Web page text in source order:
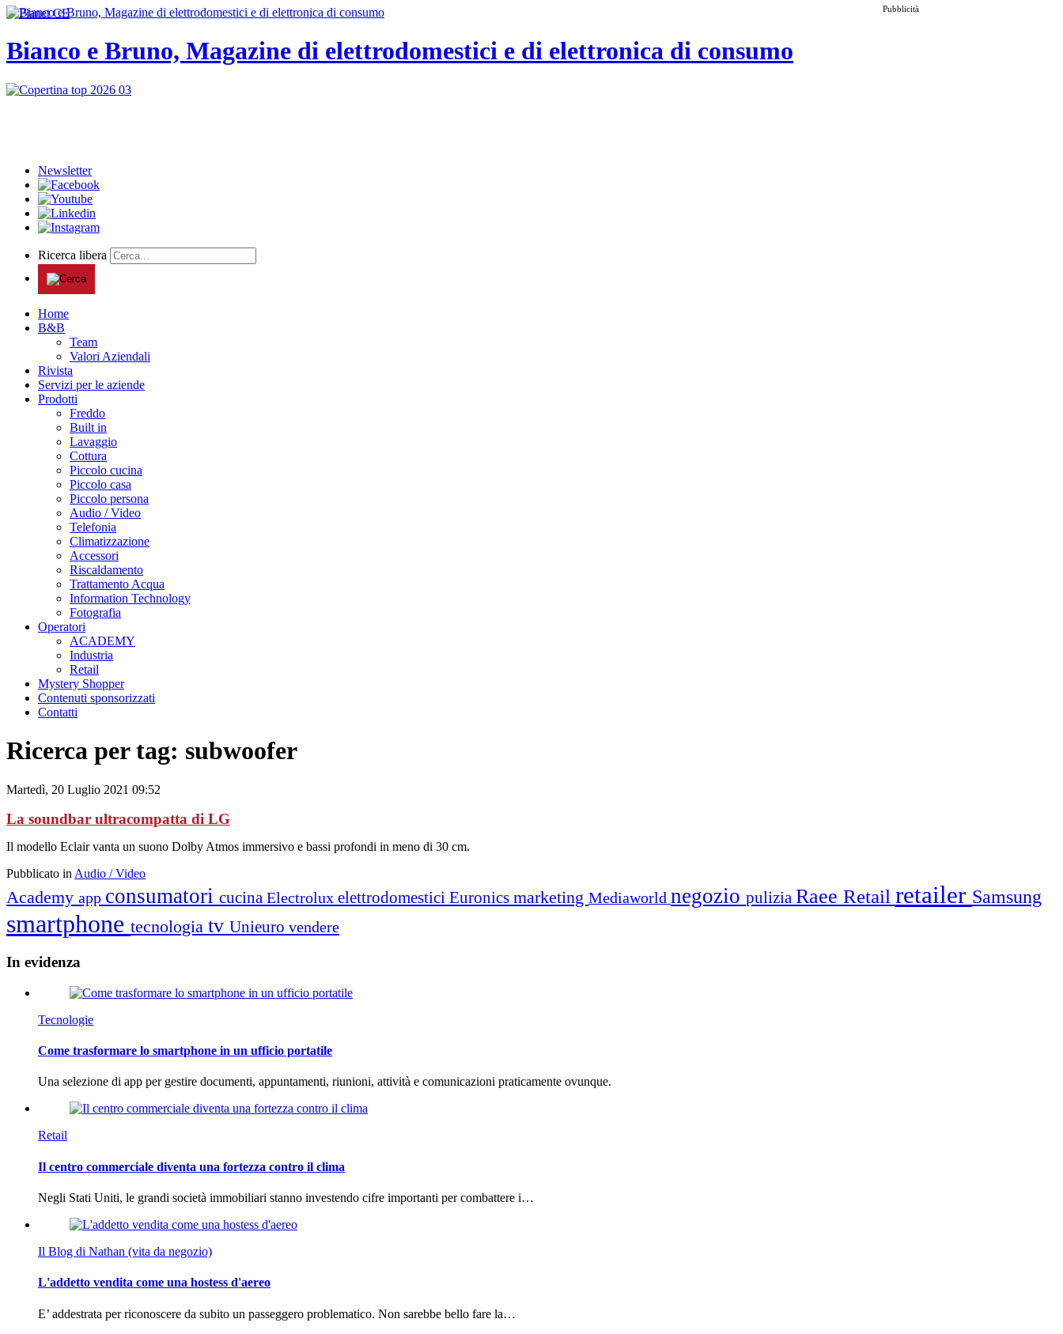
Pubblicità
Bianco e Bruno, Magazine di elettrodomestici e di elettronica di consumo
Newsletter
Ricerca libera
Home
B&B
Team
Valori Aziendali
Rivista
Servizi per le aziende
Prodotti
Freddo
Built in
Lavaggio
Cottura
Piccolo cucina
Piccolo casa
Piccolo persona
Audio / Video
Telefonia
Climatizzazione
Accessori
Riscaldamento
Trattamento Acqua
Information Technology
Fotografia
Operatori
ACADEMY
Industria
Retail
Mystery Shopper
Contenuti sponsorizzati
Contatti
Ricerca per tag: subwoofer
Martedì, 20 Luglio 2021 09:52
La soundbar ultracompatta di LG
Il modello Eclair vanta un suono Dolby Atmos immersivo e bassi profondi in meno di 30 cm.
Pubblicato inAudio / Video
Academy app consumatori cucina Electrolux elettrodomestici Euronics marketing Mediaworld negozio pulizia Raee Retail retailer Samsung
smartphone tecnologia tv Unieuro vendere
In evidenza
Tecnologie
Come trasformare lo smartphone in un ufficio portatile
Una selezione di app per gestire documenti, appuntamenti, riunioni, attività e comunicazioni praticamente ovunque.
Retail
Il centro commerciale diventa una fortezza contro il clima
Negli Stati Uniti, le grandi società immobiliari stanno investendo cifre importanti per combattere i…
Il Blog di Nathan (vita da negozio)
L'addetto vendita come una hostess d'aereo
E’ addestrata per riconoscere da subito un passeggero problematico. Non sarebbe bello fare la…